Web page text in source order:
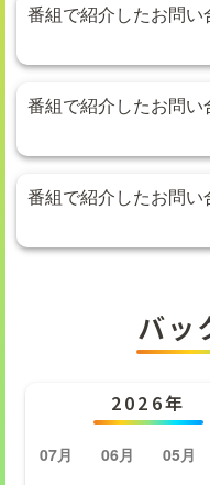
番組で紹介したお問い
番組で紹介したお問い
番組で紹介したお問い
バッ
2026年
07月 06月 05月